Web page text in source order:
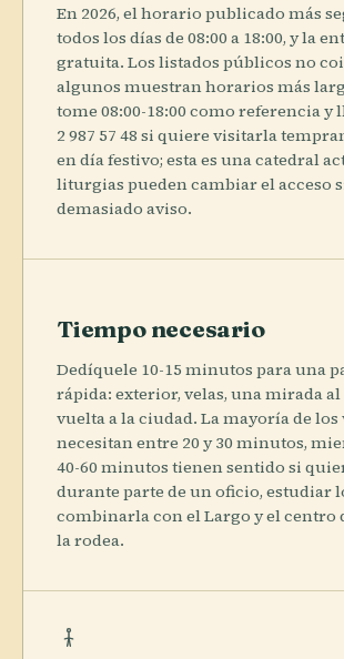
En 2026, el horario publicado más
todos los días de 08:00 a 18:00, y la
gratuita. Los listados públicos no
algunos muestran horarios más
tome 08:00-18:00 como referencia y
2 987 57 48 si quiere visitarla
en día festivo; esta es una catedral
liturgias pueden cambiar el acceso
demasiado aviso.
Tiempo necesario
Dedíquele 10-15 minutos para una
rápida: exterior, velas, una mirada
vuelta a la ciudad. La mayoría de
necesitan entre 20 y 30 minutos,
40-60 minutos tienen sentido si
durante parte de un oficio, estudiar
combinarla con el Largo y el centro
la rodea.